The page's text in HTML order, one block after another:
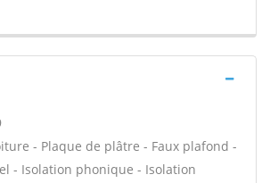
- Plaque de plâtre - Faux plafond -
- Isolation phonique - Isolation